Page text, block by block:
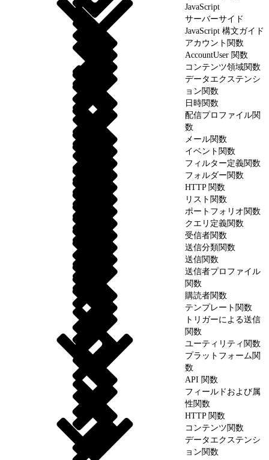
JavaScript
サーバーサイド
JavaScript 構文ガイド
アカウント関数
AccountUser 関数
コンテンツ領域関数
データエクステンシ
ョン関数
日時関数
配信プロファイル関
数
メール関数
イベント関数
フィルター定義関数
フォルダー関数
HTTP 関数
リスト関数
ポートフォリオ関数
クエリ定義関数
受信者関数
送信分類関数
送信関数
送信者プロファイル
関数
購読者関数
テンプレート関数
トリガーによる送信
関数
ユーティリティ関数
プラットフォーム関
数
API 関数
フィールドおよび属
性関数
HTTP 関数
コンテンツ関数
データエクステンシ
ョン関数